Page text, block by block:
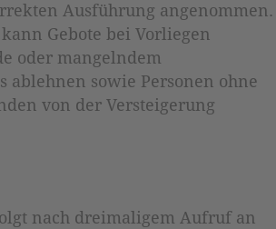
Ausführung angenommen.
Gebote bei Vorliegen
oder mangelndem
ablehnen sowie Personen ohne
von der Versteigerung
nach dreimaligem Aufruf an